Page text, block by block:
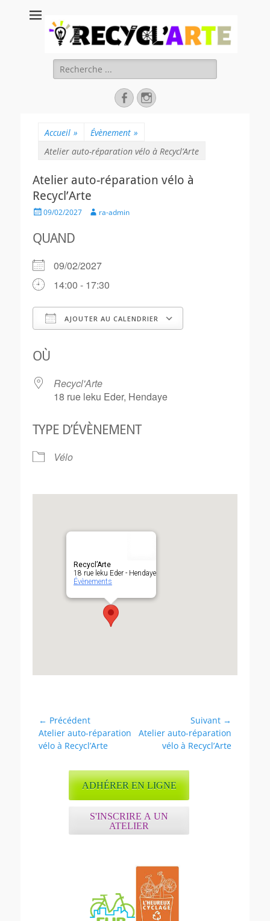
Recycl'Arte, faire
soi-même et
réduire les
déchets
Rechercher :
FacebookInstagram
Accueil » Évènement »
Atelier auto-réparation vélo à Recycl’Arte
Atelier auto-réparation vélo à
Recycl’Arte
Posted09/02/2027 Authorra-admin
QUAND
09/02/2027
14:00 - 17:30
AJOUTER AU CALENDRIER
OÙ
Recycl'Arte
18 rue leku Eder, Hendaye
TYPE D’ÉVÈNEMENT
Vélo
Recycl’Arte
18 rue leku Eder - Hendaye
Évènements
Navigation
de
l’article
← Précédent
Article
précédent :
Atelier auto-réparation
vélo à Recycl’Arte
Suivant →
Article
suivant :
Atelier auto-réparation
vélo à Recycl’Arte
ADHÉRER EN LIGNE
S'INSCRIRE A UN
ATELIER